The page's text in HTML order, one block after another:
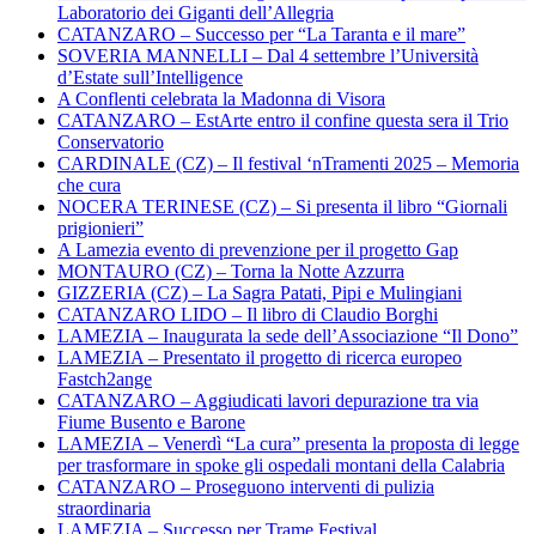
Laboratorio dei Giganti dell’Allegria
CATANZARO – Successo per “La Taranta e il mare”
SOVERIA MANNELLI – Dal 4 settembre l’Università
d’Estate sull’Intelligence
A Conflenti celebrata la Madonna di Visora
CATANZARO – EstArte entro il confine questa sera il Trio
Conservatorio
CARDINALE (CZ) – Il festival ‘nTramenti 2025 – Memoria
che cura
NOCERA TERINESE (CZ) – Si presenta il libro “Giornali
prigionieri”
A Lamezia evento di prevenzione per il progetto Gap
MONTAURO (CZ) – Torna la Notte Azzurra
GIZZERIA (CZ) – La Sagra Patati, Pipi e Mulingiani
CATANZARO LIDO – Il libro di Claudio Borghi
LAMEZIA – Inaugurata la sede dell’Associazione “Il Dono”
LAMEZIA – Presentato il progetto di ricerca europeo
Fastch2ange
CATANZARO – Aggiudicati lavori depurazione tra via
Fiume Busento e Barone
LAMEZIA – Venerdì “La cura” presenta la proposta di legge
per trasformare in spoke gli ospedali montani della Calabria
CATANZARO – Proseguono interventi di pulizia
straordinaria
LAMEZIA – Successo per Trame Festival